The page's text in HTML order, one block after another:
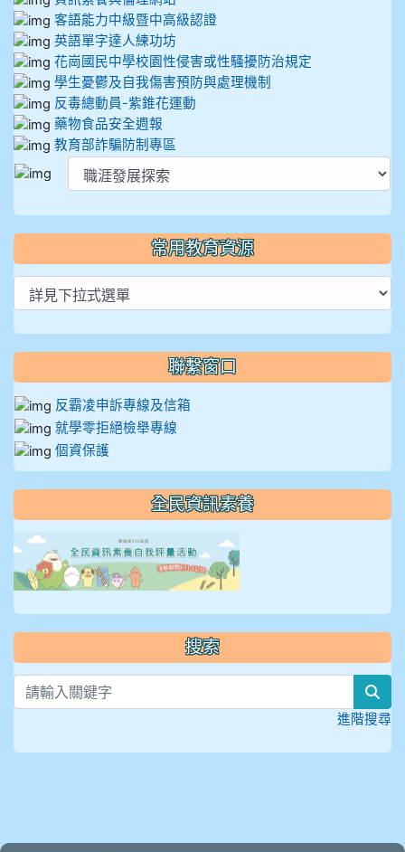
客語能力中級暨中高級認證
英語單字達人練功坊
花崗國民中學校園性侵害或性騷擾防治規定
學生憂鬱及自我傷害預防與處理機制
反毒總動員-紫錐花運動
藥物食品安全週報
教育部詐騙防制專區
常用教育資源
聯繫窗口
反霸凌申訴專線及信箱
就學零拒絕檢舉專線
個資保護
全民資訊素養
搜索
進階搜尋